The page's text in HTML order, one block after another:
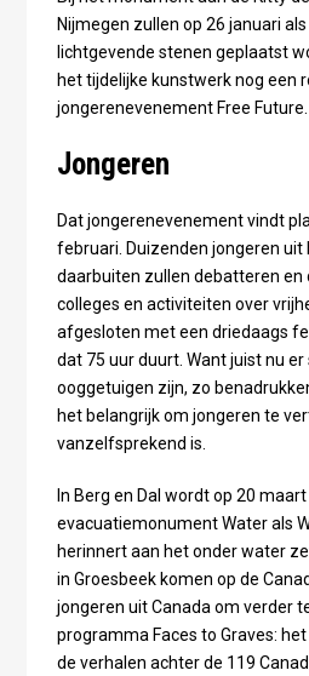
Nijmegen zullen op 26 januari
lichtgevende stenen geplaatst
het tijdelijke kunstwerk nog een
jongerenevenement Free Future.
Jongeren
Dat jongerenevenement vindt
februari. Duizenden jongeren uit
daarbuiten zullen debatteren en
colleges en activiteiten over
afgesloten met een driedaags
dat 75 uur duurt. Want juist nu
ooggetuigen zijn, zo
het belangrijk om jongeren te
vanzelfsprekend is.
In Berg en Dal wordt op 20
evacuatiemonument Water als
herinnert aan het onder water
in Groesbeek komen op de
jongeren uit Canada om verder
programma Faces to Graves:
de verhalen achter de 119